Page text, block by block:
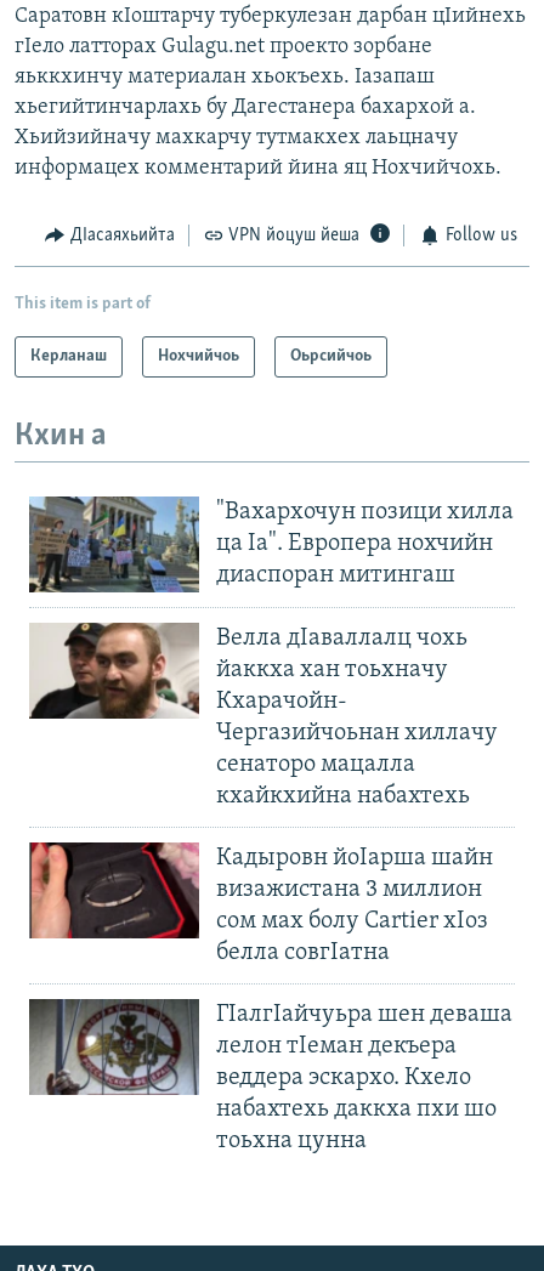
Саратовн кIоштарчу туберкулезан дарбан цIийнехь
гIело латторах Gulagu.net проекто зорбане
яьккхинчу материалан хьокъехь. Iазапаш
хьегийтинчарлахь бу Дагестанера бахархой а.
Хьийзийначу махкарчу тутмакхех лаьцначу
информацех комментарий йина яц Нохчийчохь.
ДIасаяхьийта VPN йоцуш йеша Follow us
This item is part of
Керланаш Нохчийчоь Оьрсийчоь
Кхин а
"Вахархочун позици хилла
ца Iа". Европера нохчийн
диаспоран митингаш
Велла дIаваллалц чохь
йаккха хан тоьхначу
Кхарачойн-
Чергазийчоьнан хиллачу
сенаторо мацалла
кхайкхийна набахтехь
Кадыровн йоIарша шайн
визажистана 3 миллион
сом мах болу Cartier хIоз
белла совгIатна
ГIалгIайчуьра шен деваша
лелон тIеман декъера
веддера эскархо. Кхело
набахтехь даккха пхи шо
тоьхна цунна